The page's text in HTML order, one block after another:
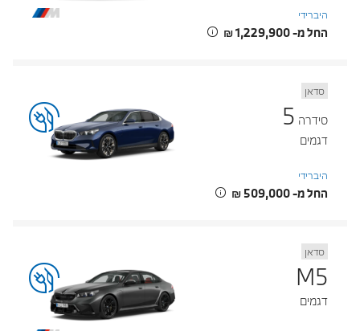
היברידי
החל מ- ‏1,229,900 ‏₪
סדאן
סידרה5
דגמים
היברידי
החל מ- ‏509,000 ‏₪
סדאן
M5
דגמים